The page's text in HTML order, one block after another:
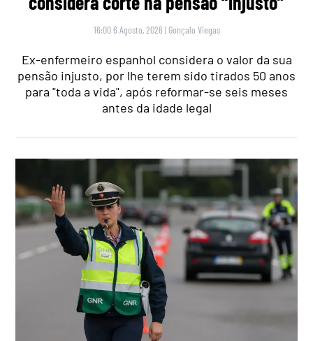
16:00 6 Agosto, 2026 | Gonçalo Viegas
Ex-enfermeiro espanhol considera o valor da sua
pensão injusto, por lhe terem sido tirados 50 anos
para "toda a vida", após reformar-se seis meses
antes da idade legal